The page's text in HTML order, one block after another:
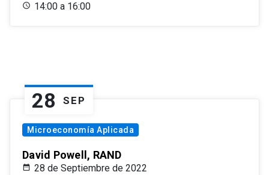
14:00 a 16:00
28 SEP
Microeconomía Aplicada
David Powell, RAND
28 de Septiembre de 2022